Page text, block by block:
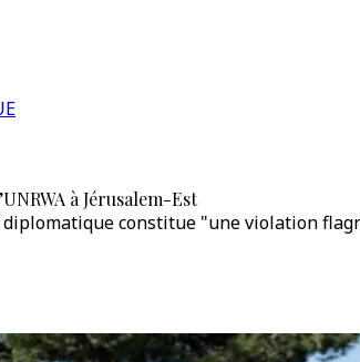
à Jérusalem-Est
constitue "une violation